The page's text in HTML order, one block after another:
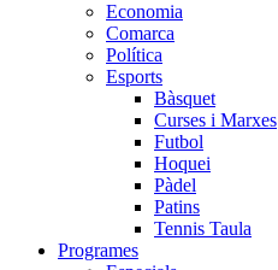
Economia
Comarca
Política
Esports
Bàsquet
Curses i Marxes
Futbol
Hoquei
Pàdel
Patins
Tennis Taula
Programes